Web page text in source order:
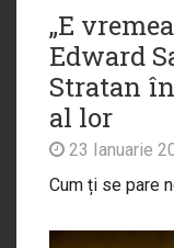
„E
Edward
Stratan
al lor
23 Ianuarie
Cum ți se pare